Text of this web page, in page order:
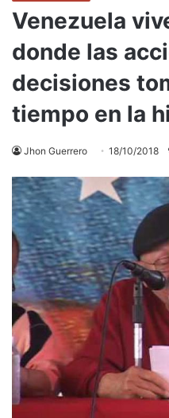
Venezuela
donde las
decisiones
tiempo en la
Jhon Guerrero 18/10/2018